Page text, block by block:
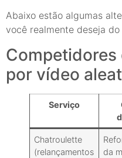
Abaixo estão algumas
você realmente deseja do
por vídeo
Serviço
Chatroulette
(relançamentos
da